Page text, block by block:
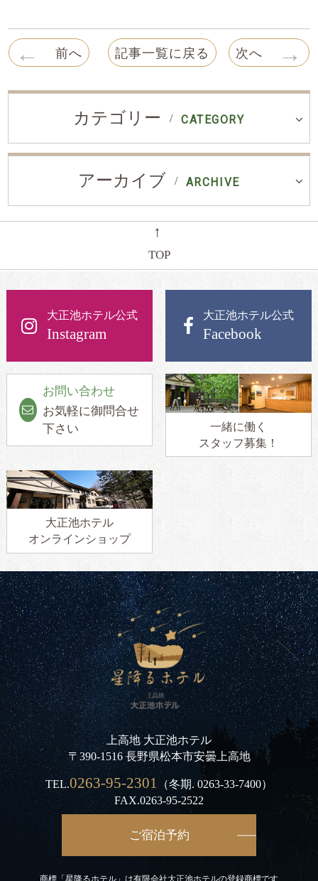
← 前へ 記事一覧に戻る 次へ →
カテゴリー CATEGORY
アーカイブ ARCHIVE
←
TOP
大正池ホテル公式
Instagram
大正池ホテル公式
Facebook
お問い合わせ
お気軽に御問合せ
下さい
一緒に働く
スタッフ募集！
大正池ホテル
オンラインショップ
上高地 大正池ホテル
〒390-1516 長野県松本市安曇上高地
TEL.0263-95-2301 （冬期.0263-33-7400）
FAX.0263-95-2522
ご宿泊予約
商標「星降るホテル」は有限会社大正池ホテルの登録商標です